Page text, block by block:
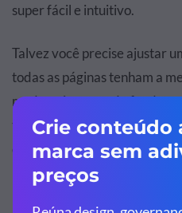
super fácil e intuitivo.
Talvez você precise ajustar
todas as páginas tenham a
mudar a imagem de fundo e
texto, assim como os ícones,
design a identidade da sua